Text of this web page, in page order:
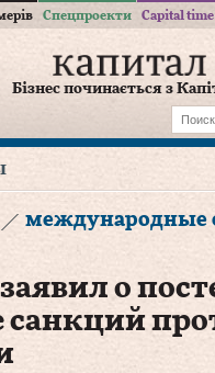
Спецпроекти Capital time
Бізнес починається з
международные
о
санкций